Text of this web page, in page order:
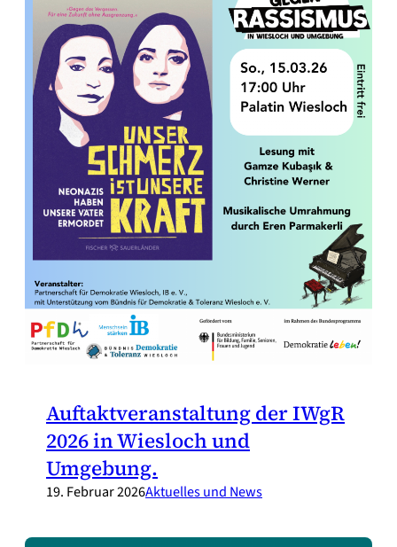
Auftaktveranstaltung der IWgR
2026 in Wiesloch und
Umgebung.
19. Februar 2026Aktuelles und News